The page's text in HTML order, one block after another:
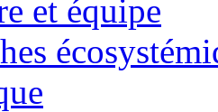
et équipe